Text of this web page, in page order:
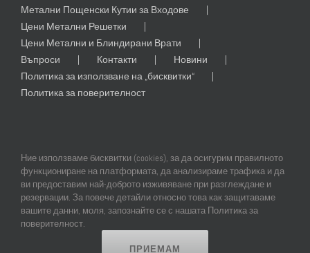
Метални Пощенски Кутии за Входове
Цени Метални Решетки
Цени Метални и Блиндирани Врати
Въпроси
Контакти
Новини
Политика за използване на „бисквитки“
Политика за поверителност
© Copyright2026 | All Rights Reserved | Professional Web Design and
SEO byOnline Creations Ltd
Ние използваме бисквитки (cookies), за да осигурим правилното
функциониране на платформата, да анализираме трафика и да
ви предоставим най-доброто изживяване при разглеждане и
резервации. За повече детайли относно това как защитаваме
вашите данни, моля, запознайте се с нашата Политика за
поверителност.
ПРИЕМАМ